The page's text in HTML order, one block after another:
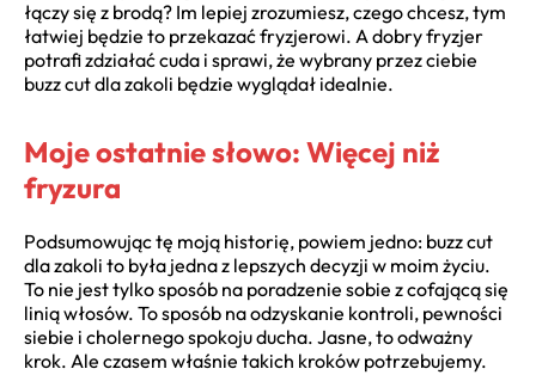
łączy się z brodą? Im lepiej zrozumiesz, czego chcesz, tym
łatwiej będzie to przekazać fryzjerowi. A dobry fryzjer
potrafi zdziałać cuda i sprawi, że wybrany przez ciebie
buzz cut dla zakoli będzie wyglądał idealnie.
Moje ostatnie słowo: Więcej niż
fryzura
Podsumowując tę moją historię, powiem jedno: buzz cut
dla zakoli to była jedna z lepszych decyzji w moim życiu.
To nie jest tylko sposób na poradzenie sobie z cofającą się
linią włosów. To sposób na odzyskanie kontroli, pewności
siebie i cholernego spokoju ducha. Jasne, to odważny
krok. Ale czasem właśnie takich kroków potrzebujemy.